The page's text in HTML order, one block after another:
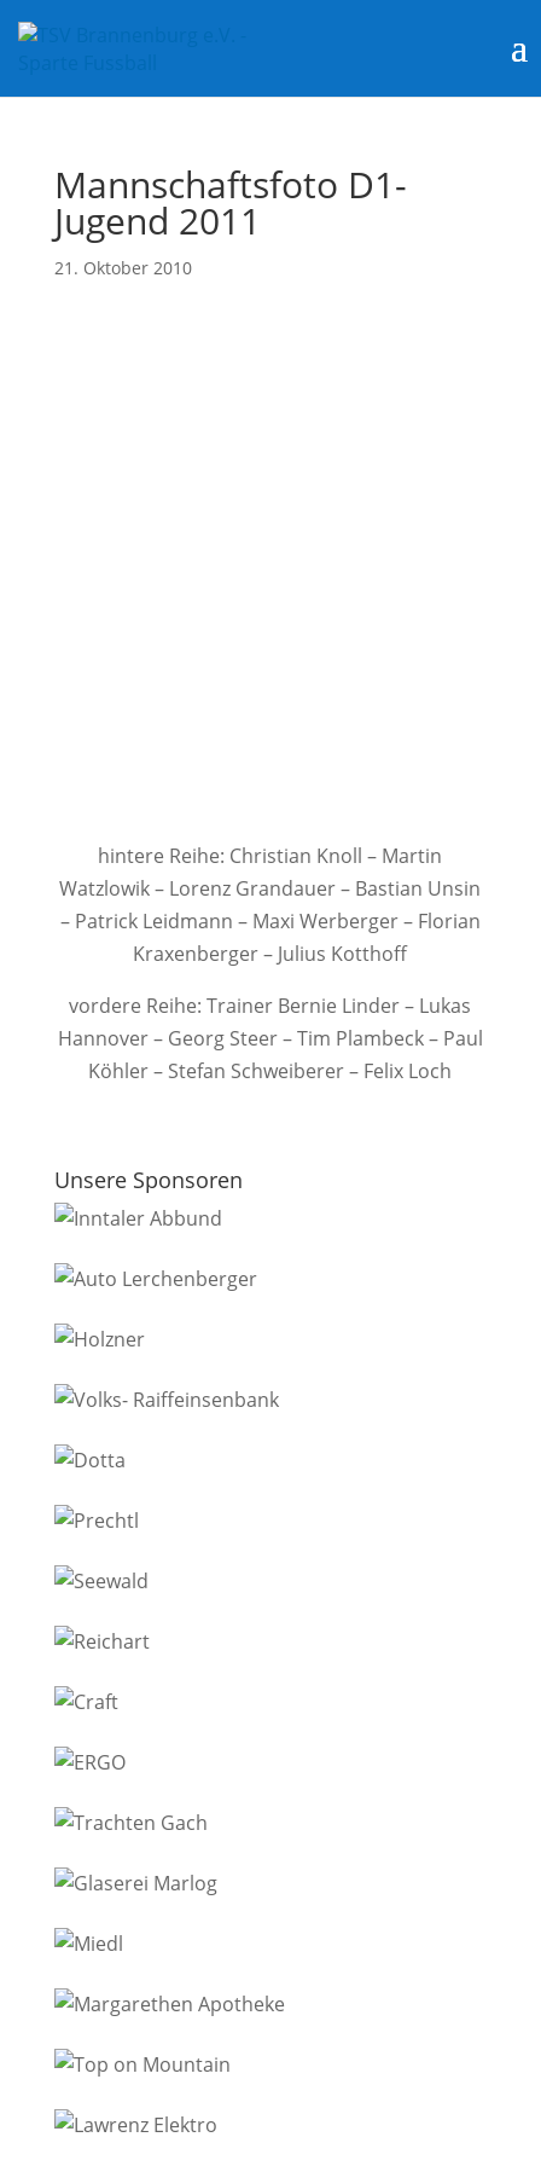
Mannschaftsfoto D1-
Jugend 2011
21. Oktober 2010
hintere Reihe: Christian Knoll – Martin
Watzlowik – Lorenz Grandauer – Bastian Unsin
– Patrick Leidmann – Maxi Werberger – Florian
Kraxenberger – Julius Kotthoff
vordere Reihe: Trainer Bernie Linder – Lukas
Hannover – Georg Steer – Tim Plambeck – Paul
Köhler – Stefan Schweiberer – Felix Loch
Unsere Sponsoren